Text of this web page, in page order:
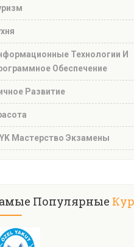
Технологии И
Обеспечение
Развитие
Мастерство Экзамены
Популярные